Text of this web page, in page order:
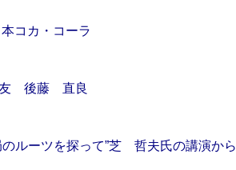
本コカ・コーラ
友 後藤 直良
ルーツを探って”芝 哲夫氏の講演から